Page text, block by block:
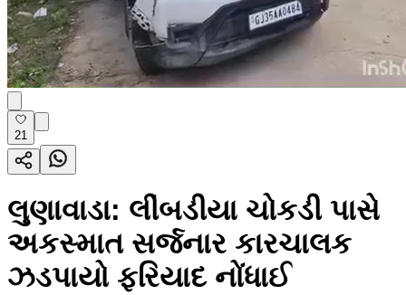
21
લુણાવાડા: લીંબડીયા ચોકડી પાસે
અકસ્માત સર્જનાર કારચાલક
ઝડપાયો ફરિયાદ નોંધાઈ